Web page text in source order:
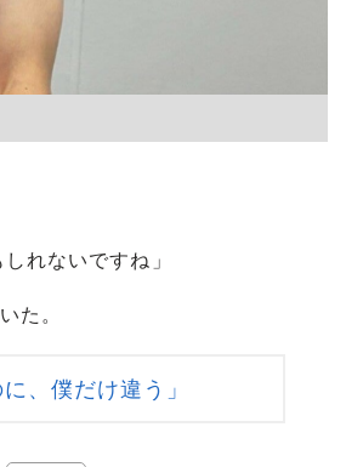
れないですね」
た。
、僕だけ違う」